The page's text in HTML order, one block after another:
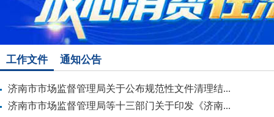
工作文件 通知公告
济南市市场监督管理局关于公布规范性文件清理结...
济南市市场监督管理局等十三部门关于印发《济南...